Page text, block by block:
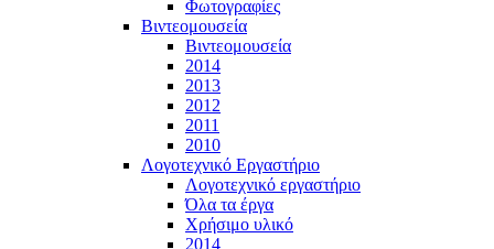
Φωτογραφίες
Βιντεομουσεία
Βιντεομουσεία
2014
2013
2012
2011
2010
Λογοτεχνικό Εργαστήριο
Λογοτεχνικό εργαστήριο
Όλα τα έργα
Χρήσιμο υλικό
2014